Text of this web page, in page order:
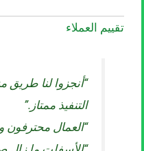
تقييم العملاء
“أنجزوا لنا طريق
التنفيذ ممتاز.”
“العمال محترفون